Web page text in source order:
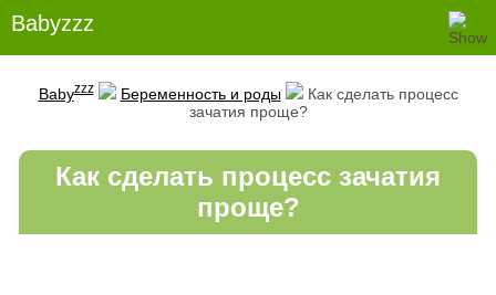
Babyzzz
Babyzzz Беременность и роды
Как сделать процесс
зачатия проще?
Как сделать процесс зачатия
проще?